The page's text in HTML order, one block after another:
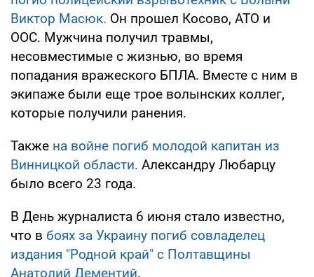
Виктор Масюк. Он прошел Косово, АТО и
ООС. Мужчина получил травмы,
несовместимые с жизнью, во время
попадания вражеского БПЛА. Вместе с ним в
экипаже были еще трое волынских коллег,
которые получили ранения.
Также на войне погиб молодой капитан из
Винницкой области. Александру Любарцу
было всего 23 года.
В День журналиста 6 июня стало известно,
что в боях за Украину погиб совладелец
издания "Родной край" с Полтавщины
Анатолий Дементий.